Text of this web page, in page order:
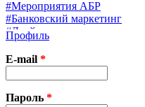
#Мероприятия АБР
#Банковский маркетинг
#Драйверы страхования
#Финконгресс ЦБ
#PB&WM
#UX/CX
#Экосистемы
X
Профиль
E-mail *
Пароль *